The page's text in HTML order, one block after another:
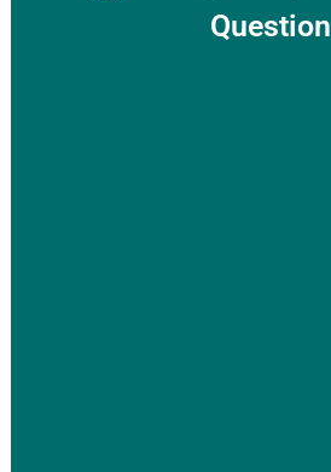
Question